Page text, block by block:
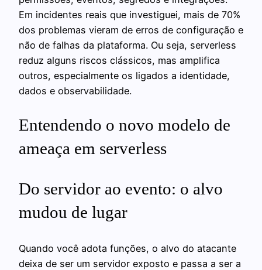
Em incidentes reais que investiguei, mais de 70%
dos problemas vieram de erros de configuração e
não de falhas da plataforma. Ou seja, serverless
reduz alguns riscos clássicos, mas amplifica
outros, especialmente os ligados a identidade,
dados e observabilidade.
Entendendo o novo modelo de
ameaça em serverless
Do servidor ao evento: o alvo
mudou de lugar
Quando você adota funções, o alvo do atacante
deixa de ser um servidor exposto e passa a ser a